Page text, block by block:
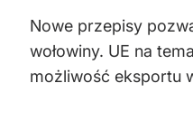
Nowe przepisy
wołowiny. UE na
możliwość eksportu